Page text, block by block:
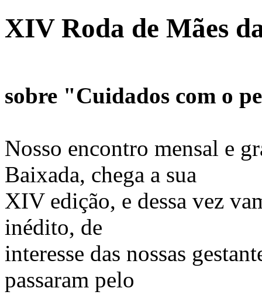
XIV Roda de Mães
sobre "Cuidados com o
Nosso encontro mensal e
Baixada, chega a sua
XIV edição, e dessa vez
inédito, de
interesse das nossas
passaram pelo